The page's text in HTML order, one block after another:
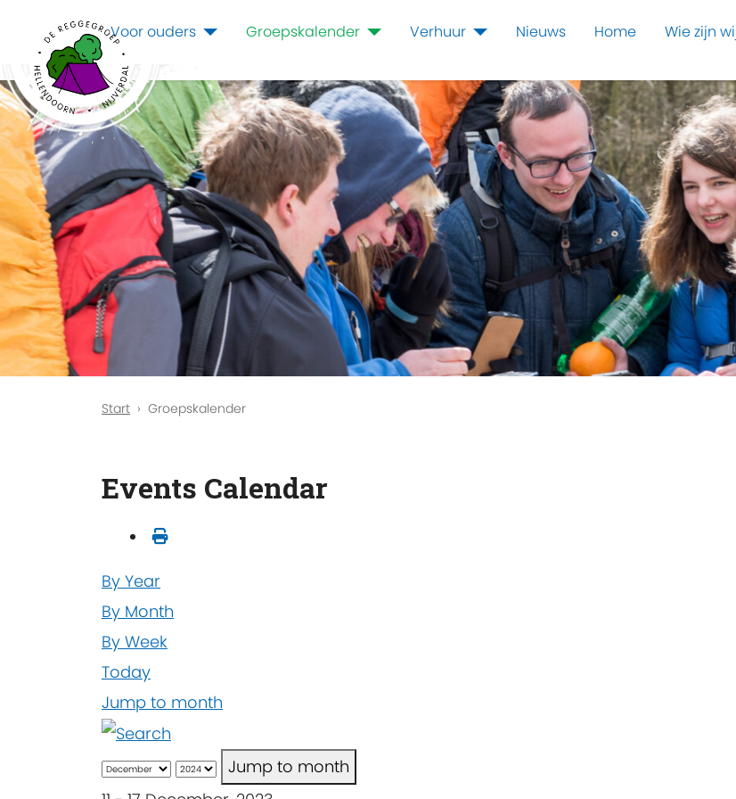
Voor ouders Groepskalender Verhuur Nieuws Home Wie zijn
Start Groepskalender
Events Calendar
By Year
By Month
By Week
Today
Jump to month
Jump to month